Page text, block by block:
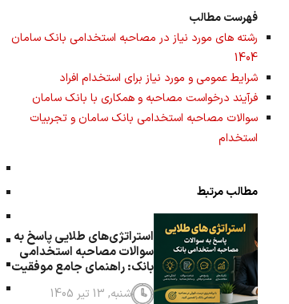
فهرست مطالب
رشته های مورد نیاز در مصاحبه استخدامی بانک سامان
1404
شرایط عمومی و مورد نیاز برای استخدام افراد
فرآیند درخواست مصاحبه و همکاری با بانک سامان
سوالات مصاحبه استخدامی بانک سامان و تجربیات
استخدام
مطالب مرتبط
استراتژی‌های طلایی پاسخ به
سوالات مصاحبه استخدامی
بانک: راهنمای جامع موفقیت
شنبه, 13 تیر 1405